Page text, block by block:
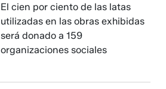
El cien por ciento de las latas
utilizadas en las obras exhibidas
será donado a 159
organizaciones sociales